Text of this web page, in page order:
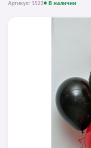
Артикул: 1523● В наличии